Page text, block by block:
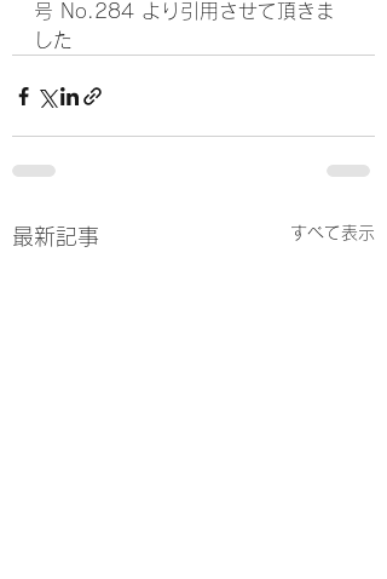
号 No.284 より引用させて頂きま
した
最新記事 すべて表示